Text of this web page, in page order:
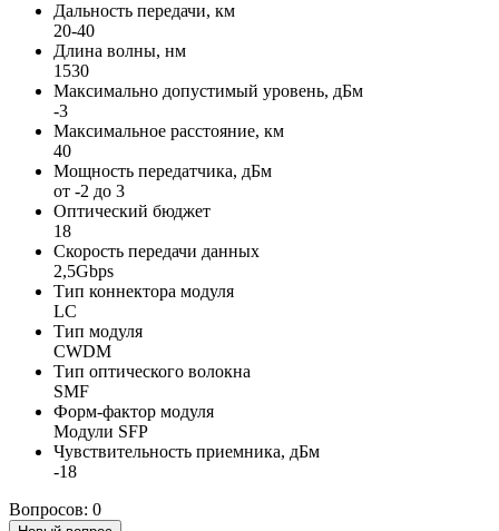
Дальность передачи, км
20-40
Длина волны, нм
1530
Максимально допустимый уровень, дБм
-3
Максимальное расстояние, км
40
Мощность передатчика, дБм
от -2 до 3
Оптический бюджет
18
Скорость передачи данных
2,5Gbps
Тип коннектора модуля
LC
Тип модуля
CWDM
Тип оптического волокна
SMF
Форм-фактор модуля
Модули SFP
Чувствительность приемника, дБм
-18
Вопросов: 0